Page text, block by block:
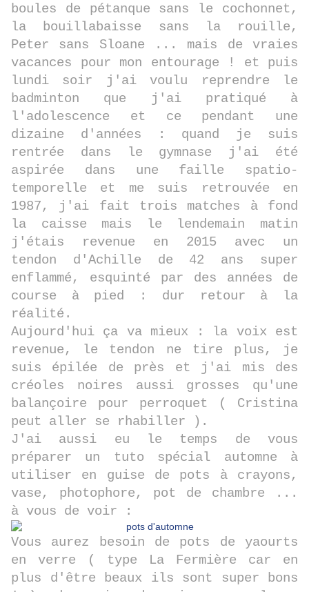
boules de pétanque sans le cochonnet,
la bouillabaisse sans la rouille,
Peter sans Sloane ... mais de vraies
vacances pour mon entourage ! et puis
lundi soir j'ai voulu reprendre le
badminton que j'ai pratiqué à
l'adolescence et ce pendant une
dizaine d'années : quand je suis
rentrée dans le gymnase j'ai été
aspirée dans une faille spatio-
temporelle et me suis retrouvée en
1987, j'ai fait trois matches à fond
la caisse mais le lendemain matin
j'étais revenue en 2015 avec un
tendon d'Achille de 42 ans super
enflammé, esquinté par des années de
course à pied : dur retour à la
réalité.
Aujourd'hui ça va mieux : la voix est
revenue, le tendon ne tire plus, je
suis épilée de près et j'ai mis des
créoles noires aussi grosses qu'une
balançoire pour perroquet ( Cristina
peut aller se rhabiller ).
J'ai aussi eu le temps de vous
préparer un tuto spécial automne à
utiliser en guise de pots à crayons,
vase, photophore, pot de chambre ...
à vous de voir :
Vous aurez besoin de pots de yaourts
en verre ( type La Fermière car en
plus d'être beaux ils sont super bons